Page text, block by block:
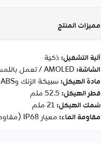
مميزات المنتج
آلية التشغيل:ذكية
الشاشة:
مادة الهيكل:سبيكة الزنك وABS
قطر الهيكل:
سُمك الهيكل:
مقاومة الماء: معيار IP68 (مقاومة للغبار وللغمر في الماء بين 15 سم و1 متر)